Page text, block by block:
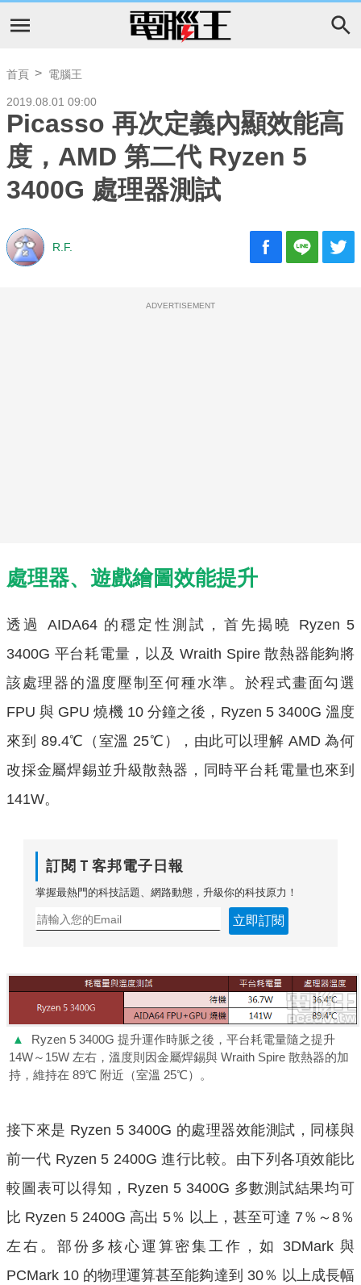
首頁 電腦王
2019.08.01 09:00
Picasso 再次定義內顯效能高
度，AMD 第二代 Ryzen 5
3400G 處理器測試
R.F.
ADVERTISEMENT
處理器、遊戲繪圖效能提升
透過 AIDA64 的穩定性測試，首先揭曉 Ryzen 5
3400G 平台耗電量，以及 Wraith Spire 散熱器能夠將
該處理器的溫度壓制至何種水準。於程式畫面勾選
FPU 與 GPU 燒機 10 分鐘之後，Ryzen 5 3400G 溫度
來到 89.4℃（室溫 25℃），由此可以理解 AMD 為何
改採金屬焊錫並升級散熱器，同時平台耗電量也來到
141W。
訂閱Ｔ客邦電子日報
掌握最熱門的科技話題、網路動態，升級你的科技原力！
立即訂閱
▲
Ryzen 5 3400G 提升運作時脈之後，平台耗電量隨之提升
14W～15W 左右，溫度則因金屬焊錫與 Wraith Spire 散熱器的加
持，維持在 89℃ 附近（室溫 25℃）。
接下來是 Ryzen 5 3400G 的處理器效能測試，同樣與
前一代 Ryzen 5 2400G 進行比較。由下列各項效能比
較圖表可以得知，Ryzen 5 3400G 多數測試結果均可
比 Ryzen 5 2400G 高出 5％ 以上，甚至可達 7％～8％
左右。部份多核心運算密集工作，如 3DMark 與
PCMark 10 的物理運算甚至能夠達到 30％ 以上成長幅